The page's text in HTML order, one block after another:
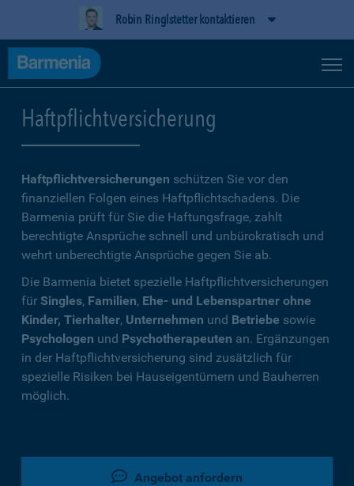
Robin Ringlstetter kontaktieren
Haftpflichtversicherung
Haftpflichtversicherungen schützen Sie vor den
finanziellen Folgen eines Haftpflichtschadens. Die
Barmenia prüft für Sie die Haftungsfrage, zahlt
berechtigte Ansprüche schnell und unbürokratisch und
wehrt unberechtigte Ansprüche gegen Sie ab.
Die Barmenia bietet spezielle Haftpflichtversicherungen
für Singles, Familien, Ehe- und Lebenspartner ohne
Kinder, Tierhalter, Unternehmen und Betriebe sowie
Psychologen und Psychotherapeuten an. Ergänzungen
in der Haftpflichtversicherung sind zusätzlich für
spezielle Risiken bei Hauseigentümern und Bauherren
möglich.
Angebot anfordern